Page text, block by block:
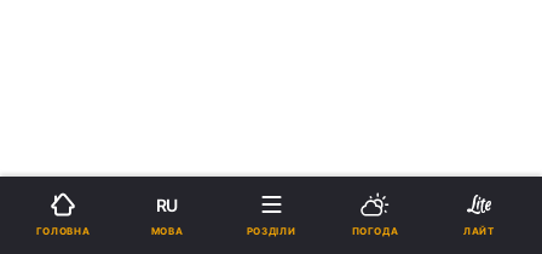
ГОЛОВНА
RU
МОВА РОЗДІЛИ ПОГОДА ЛАЙТ